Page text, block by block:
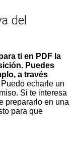
del
ti en PDF la
Puedes
a través
Puedo echarle un
Si te interesa
prepararlo en una
para que